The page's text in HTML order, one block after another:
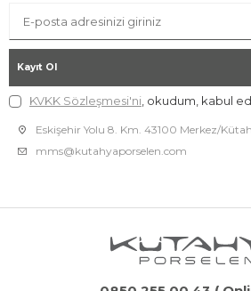
Kayıt Ol
KVKK Sözleşmesi'ni , okudum, kabul
Eskişehir Yolu 8. Km. 43100 Merkez/
mms@kutahyaporselen.com